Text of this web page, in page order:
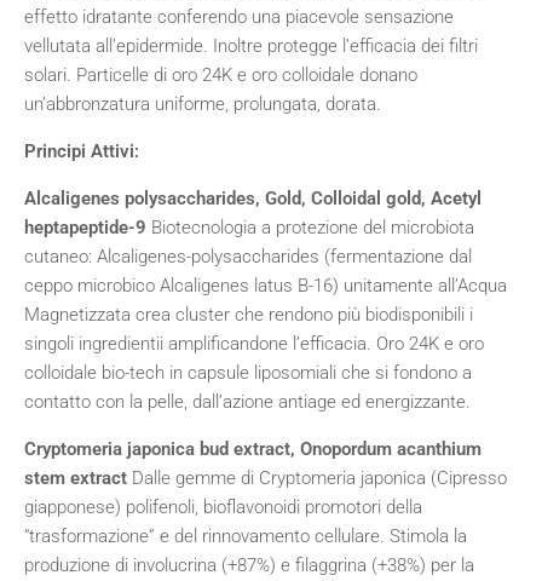
effetto idratante conferendo una piacevole sensazione
vellutata all’epidermide. Inoltre protegge l’efficacia dei filtri
solari. Particelle di oro 24K e oro colloidale donano
un’abbronzatura uniforme, prolungata, dorata.
Principi Attivi:
Alcaligenes polysaccharides, Gold, Colloidal gold, Acetyl
heptapeptide-9 Biotecnologia a protezione del microbiota
cutaneo: Alcaligenes-polysaccharides (fermentazione dal
ceppo microbico Alcaligenes latus B-16) unitamente all’Acqua
Magnetizzata crea cluster che rendono più biodisponibili i
singoli ingredientii amplificandone l’efficacia. Oro 24K e oro
colloidale bio-tech in capsule liposomiali che si fondono a
contatto con la pelle, dall’azione antiage ed energizzante.
Cryptomeria japonica bud extract, Onopordum acanthium
stem extract Dalle gemme di Cryptomeria japonica (Cipresso
giapponese) polifenoli, bioflavonoidi promotori della
“trasformazione” e del rinnovamento cellulare. Stimola la
produzione di involucrina (+87%) e filaggrina (+38%) per la